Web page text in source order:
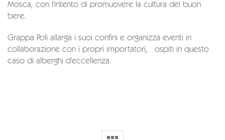
Mosca, con l'intento di promuovere la cultura del buon
bere.
Grappa Poli allarga i suoi confini e organizza eventi in
collaborazione con i propri importatori, ospiti in questo
caso di alberghi d'eccellenza.